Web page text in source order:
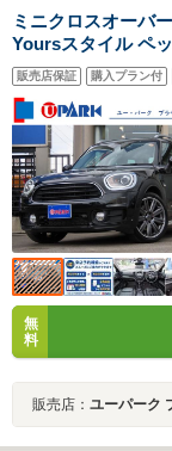
ミニクロスオー
Yoursスタイル ペ
タッチスクリーン
オ/ヒーター付Pシ
販売店保証 購入プラン付
無
料
販売店： ユーパーク